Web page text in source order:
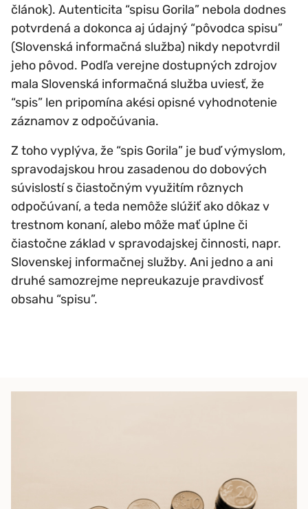
článok). Autenticita “spisu Gorila” nebola dodnes
potvrdená a dokonca aj údajný “pôvodca spisu”
(Slovenská informačná služba) nikdy nepotvrdil
jeho pôvod. Podľa verejne dostupných zdrojov
mala Slovenská informačná služba uviesť, že
“spis” len pripomína akési opisné vyhodnotenie
záznamov z odpočúvania.
Z toho vyplýva, že “spis Gorila” je buď výmyslom,
spravodajskou hrou zasadenou do dobových
súvislostí s čiastočným využitím rôznych
odpočúvaní, a teda nemôže slúžiť ako dôkaz v
trestnom konaní, alebo môže mať úplne či
čiastočne základ v spravodajskej činnosti, napr.
Slovenskej informačnej služby. Ani jedno a ani
druhé samozrejme nepreukazuje pravdivosť
obsahu “spisu”.